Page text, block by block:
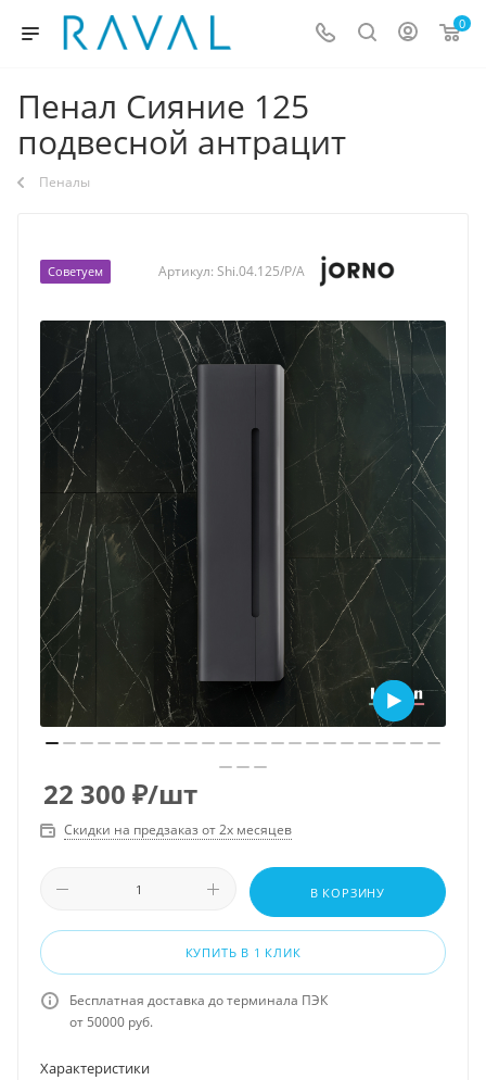
0
Пенал Сияние 125
подвесной антрацит
Пеналы
Советуем Артикул: Shi.04.125/P/A
22 300 ₽/шт
Скидки на предзаказ от 2х месяцев
В КОРЗИНУ
КУПИТЬ В 1 КЛИК
Бесплатная доставка до терминала ПЭК
от 50000 руб.
Характеристики